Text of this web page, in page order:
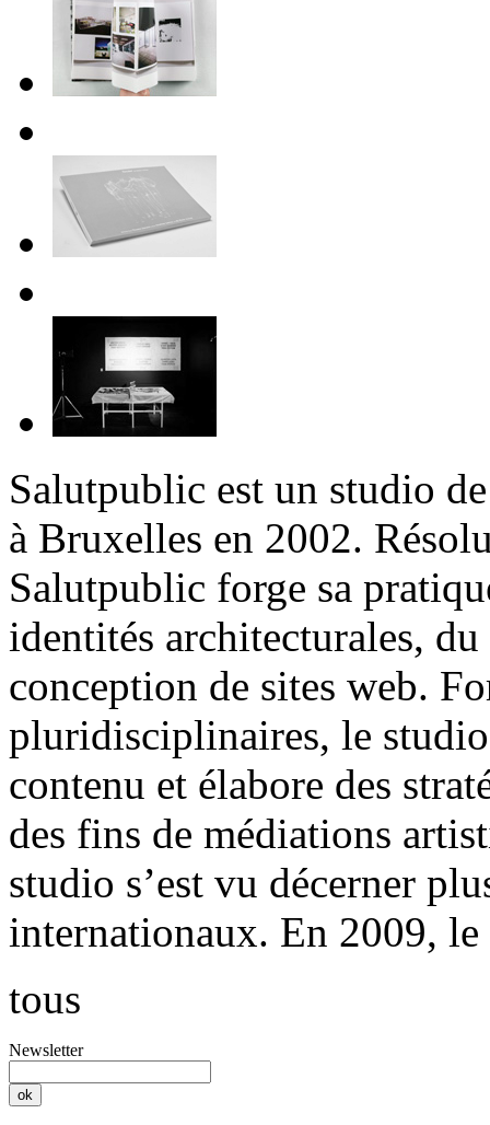
Salutpublic est un studio
à Bruxelles en 2002.
Salutpublic forge sa
identités architecturales, du
conception de sites web.
pluridisciplinaires, le
contenu et élabore des
des fins de médiations
studio s’est vu décerner
internationaux. En 2009,
tous
Newsletter